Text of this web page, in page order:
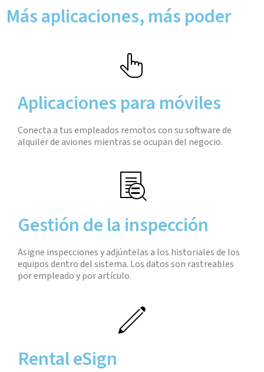
Más aplicaciones, más poder
Aplicaciones para móviles
Conecta a tus empleados remotos con su software de
alquiler de aviones mientras se ocupan del negocio.
Gestión de la inspección
Asigne inspecciones y adjúntelas a los historiales de los
equipos dentro del sistema. Los datos son rastreables
por empleado y por artículo.
Rental eSign